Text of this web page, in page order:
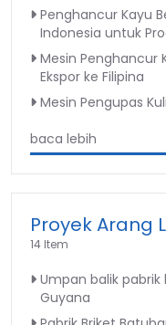
Penghancur Kayu
Indonesia untuk
Mesin Penghancur
Ekspor ke Filipina
Mesin Pengupas
baca lebih
Proyek Arang
14 Item
Umpan balik
Guyana